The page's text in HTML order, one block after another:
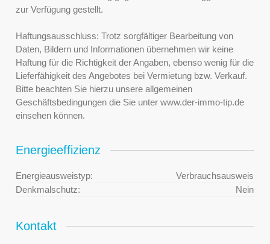
zur Verfügung gestellt.
Haftungsausschluss: Trotz sorgfältiger Bearbeitung von
Daten, Bildern und Informationen übernehmen wir keine
Haftung für die Richtigkeit der Angaben, ebenso wenig für die
Lieferfähigkeit des Angebotes bei Vermietung bzw. Verkauf.
Bitte beachten Sie hierzu unsere allgemeinen
Geschäftsbedingungen die Sie unter www.der-immo-tip.de
einsehen können.
Energieeffizienz
Energieausweistyp:
Verbrauchsausweis
Denkmalschutz:
Nein
Kontakt